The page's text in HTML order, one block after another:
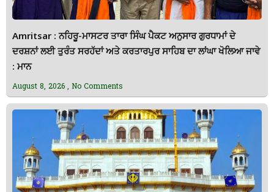
Amritsar : ਨਹਿਰੂ-ਮਾਸਟਰ ਤਾਰਾ ਸਿੰਘ ਪੈਕਟ ਅਨੁਸਾਰ ਗੁਰਧਾਮਾਂ ਦੇ
ਦਰਸ਼ਨਾਂ ਲਈ ਤੁਰੰਤ ਸਰਹੱਦਾਂ ਅਤੇ ਕਰਤਾਰਪੁਰ ਸਾਹਿਬ ਦਾ ਲਾਂਘਾ ਖੋਲਿਆ ਜਾਵੇ
: ਮਾਨ
August 8, 2026 No Comments